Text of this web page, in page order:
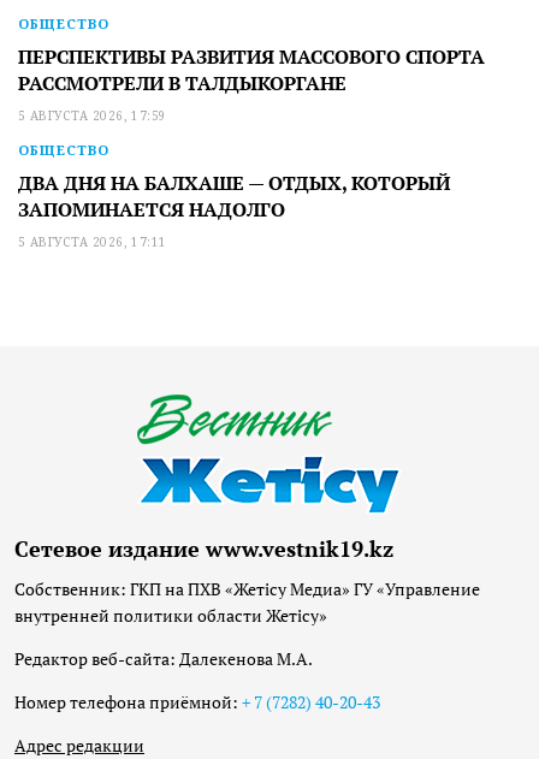
ОБЩЕСТВО
ПЕРСПЕКТИВЫ РАЗВИТИЯ МАССОВОГО СПОРТА
РАССМОТРЕЛИ В ТАЛДЫКОРГАНЕ
5 АВГУСТА 2026, 17:59
ОБЩЕСТВО
ДВА ДНЯ НА БАЛХАШЕ — ОТДЫХ, КОТОРЫЙ
ЗАПОМИНАЕТСЯ НАДОЛГО
5 АВГУСТА 2026, 17:11
Сетевое издание www.vestnik19.kz
Собственник: ГКП на ПХВ «Жетісу Медиа» ГУ «Управление
внутренней политики области Жетісу»
Редактор веб-сайта: Далекенова М.А.
Номер телефона приёмной: + 7 (7282) 40-20-43
Адрес редакции